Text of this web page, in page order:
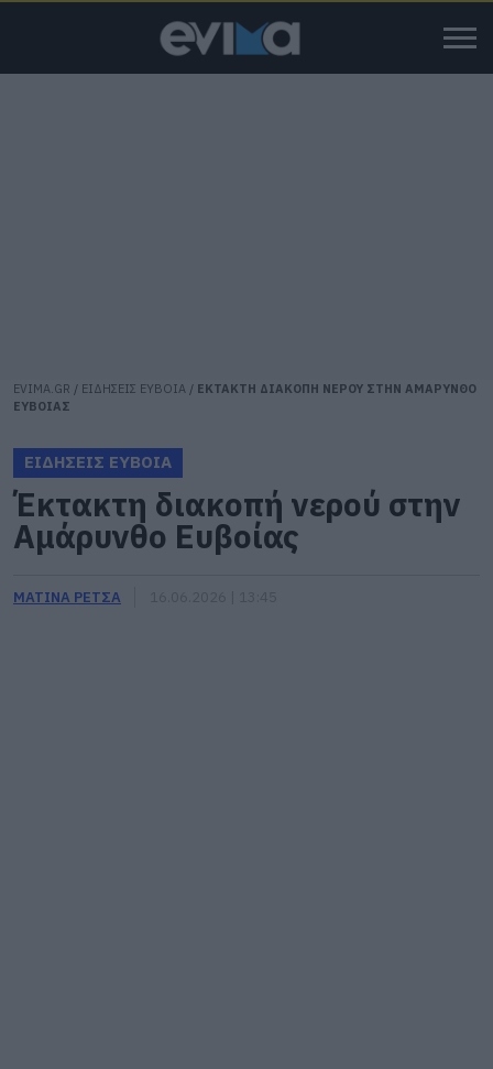
EVIMA.GR / ΕΙΔΗΣΕΙΣ ΕΥΒΟΙΑ / ΕΚΤΑΚΤΗ ΔΙΑΚΟΠΗ ΝΕΡΟΥ ΣΤΗΝ ΑΜΑΡΥΝΘΟ
ΕΥΒΟΙΑΣ
ΕΙΔΗΣΕΙΣ ΕΥΒΟΙΑ
Έκτακτη διακοπή νερού στην
Αμάρυνθο Ευβοίας
ΜΑΤΙΝΑ ΡΕΤΣΑ